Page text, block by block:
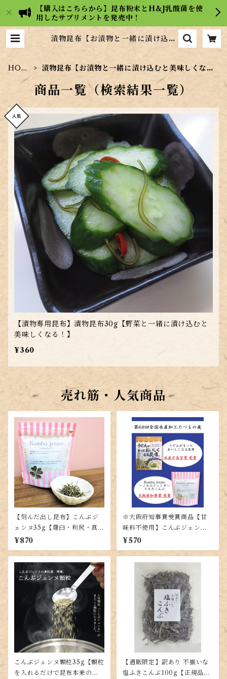
【購入はこちらから】昆布粉末とH&J乳酸菌を使
用したサプリメントを発売中！
漬物昆布【お漬物と一緒に漬け込む
HOM
漬物昆布【お漬物と一緒に漬け込むと美味しくな
商品一覧（検索結果一覧）
【漬物専用昆布】漬物昆布30g【野菜と一緒に漬け込むと
美味しくなる！】
¥360
売れ筋・人気商品
【刻んだ出し昆布】こんぶジ
ェンヌ35g【羅臼・利尻・真昆
布の黄金比率ブレンド】
¥870
※大阪府知事賞受賞商品【甘
味料不使用】こんぶジェンヌ
とろろ35g【羅臼・利尻・真昆
布の入った贅沢とろろ昆布】
¥570
こんぶジェンヌ顆粒35g【顆粒
を入れるだけで昆布本来の味
【通販限定】訳あり 不揃いな
塩ふきこんぶ100g【正規品と